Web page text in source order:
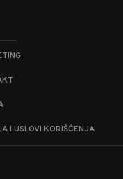
I USLOVI KORIŠĆENJA